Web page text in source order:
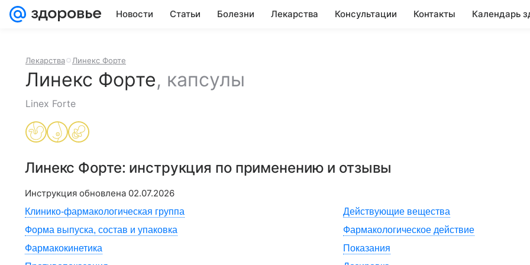
Новости Статьи Болезни Лекарства Консультации Контакты Календарь
Лекарства Линекс Форте
Линекс Форте, капсулы
Linex Forte
Линекс Форте: инструкция по применению и отзывы
Инструкция обновлена 02.07.2026
Клинико-фармакологическая группа
Действующие вещества
Форма выпуска, состав и упаковка
Фармакологическое действие
Фармакокинетика
Показания